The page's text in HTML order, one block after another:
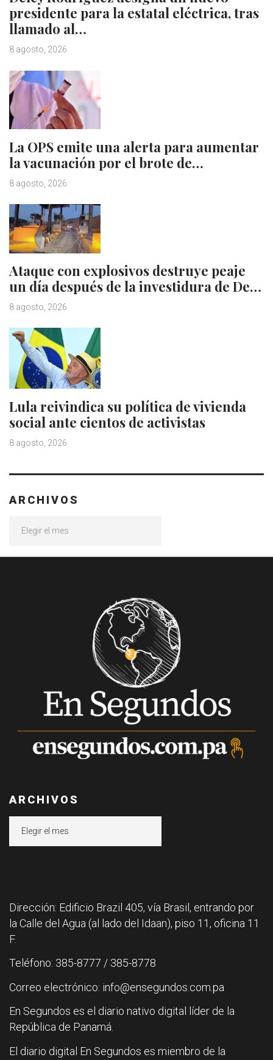
presidente para la estatal eléctrica, tras
llamado al…
8 agosto, 2026
La OPS emite una alerta para aumentar
la vacunación por el brote de…
8 agosto, 2026
Ataque con explosivos destruye peaje
un día después de la investidura de De…
8 agosto, 2026
Lula reivindica su política de vivienda
social ante cientos de activistas
8 agosto, 2026
ARCHIVOS
ARCHIVOS
Dirección: Edificio Brazil 405, vía Brasil, entrando por
la Calle del Agua (al lado del Idaan), piso 11, oficina 11
F.
Teléfono: 385-8777 / 385-8778
Correo electrónico: info@ensegundos.com.pa
En Segundos es el diario nativo digital líder de la
República de Panamá.
El diario digital En Segundos es miembro de la